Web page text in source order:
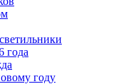
года
году